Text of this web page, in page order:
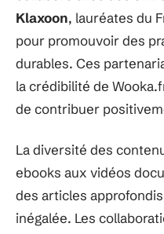
Klaxoon, lauréates du
pour promouvoir des
durables. Ces
la crédibilité de
de contribuer
La diversité des
ebooks aux vidéos
des articles
inégalée. Les